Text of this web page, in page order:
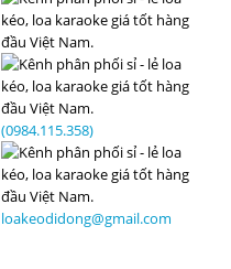
(0984.115.358)
loakeodidong@gmail.com